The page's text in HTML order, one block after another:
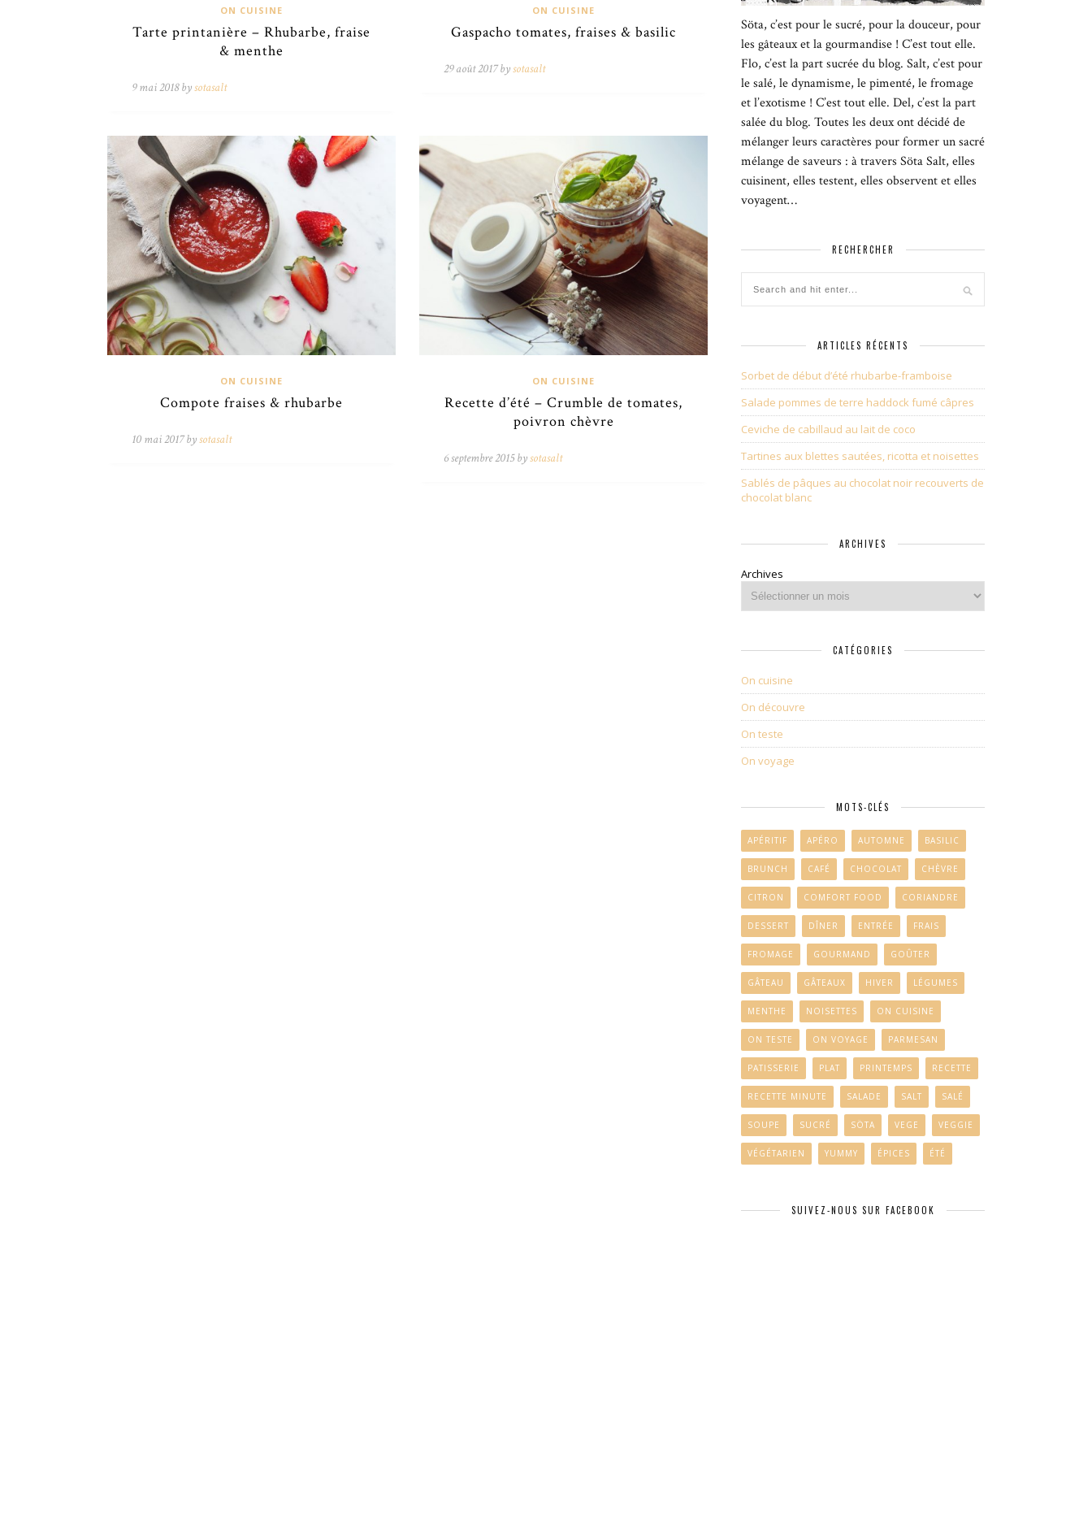
ON CUISINE
Tarte printanière – Rhubarbe, fraise
& menthe
9 mai 2018 bysotasalt
ON CUISINE
Gaspacho tomates, fraises & basilic
29 août 2017 bysotasalt
ON CUISINE
Compote fraises & rhubarbe
10 mai 2017 bysotasalt
ON CUISINE
Recette d’été – Crumble de tomates,
poivron chèvre
6 septembre 2015 bysotasalt
Söta, c’est pour le sucré, pour la douceur, pour
les gâteaux et la gourmandise ! C’est tout elle.
Flo, c’est la part sucrée du blog. Salt, c’est pour
le salé, le dynamisme, le pimenté, le fromage
et l’exotisme ! C’est tout elle. Del, c’est la part
salée du blog. Toutes les deux ont décidé de
mélanger leurs caractères pour former un sacré
mélange de saveurs : à travers Söta Salt, elles
cuisinent, elles testent, elles observent et elles
voyagent…
RECHERCHER
ARTICLES RÉCENTS
Sorbet de début d’été rhubarbe-framboise
Salade pommes de terre haddock fumé câpres
Ceviche de cabillaud au lait de coco
Tartines aux blettes sautées, ricotta et noisettes
Sablés de pâques au chocolat noir recouverts de
chocolat blanc
ARCHIVES
Archives
CATÉGORIES
On cuisine
On découvre
On teste
On voyage
MOTS-CLÉS
APÉRITIF APÉRO AUTOMNE BASILIC
BRUNCH CAFÉ CHOCOLAT CHÈVRE
CITRON COMFORT FOOD CORIANDRE
DESSERT DÎNER ENTRÉE FRAIS
FROMAGE GOURMAND GOÛTER
GÂTEAU GÂTEAUX HIVER LÉGUMES
MENTHE NOISETTES ON CUISINE
ON TESTE ON VOYAGE PARMESAN
PATISSERIE PLAT PRINTEMPS RECETTE
RECETTE MINUTE SALADE SALT SALÉ
SOUPE SUCRÉ SÖTA VEGE VEGGIE
VÉGÉTARIEN YUMMY ÉPICES ÉTÉ
SUIVEZ-NOUS SUR FACEBOOK